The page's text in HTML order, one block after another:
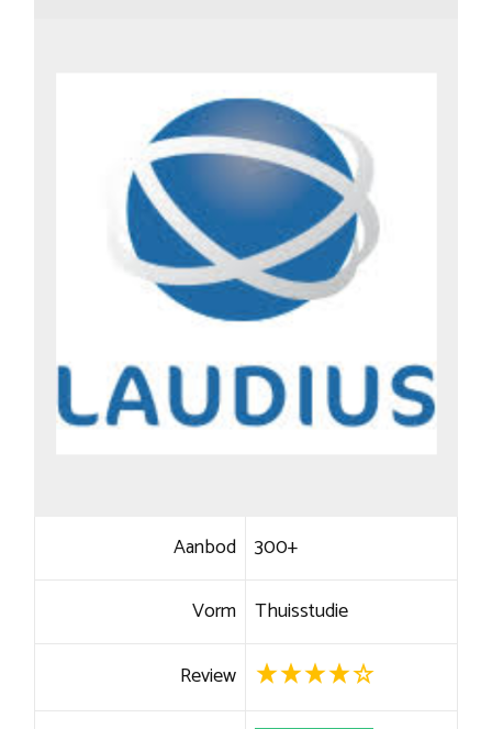
Aanbod 300+
Vorm Thuisstudie
Review